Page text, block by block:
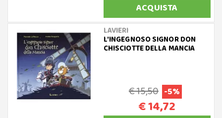
ACQUISTA
LAVIERI
L'INGEGNOSO SIGNOR DON
CHISCIOTTE DELLA MANCIA
€ 15,50 -5%
€ 14,72